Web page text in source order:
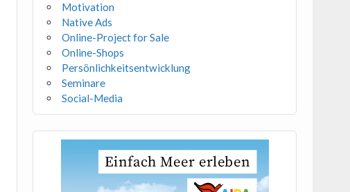
Motivation
Native Ads
Online-Project for Sale
Online-Shops
Persönlichkeitsentwicklung
Seminare
Social-Media